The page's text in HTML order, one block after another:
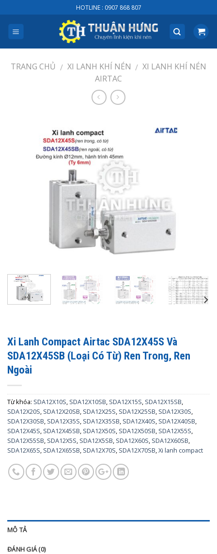
to
content
HOTLINE : 0907 868 807
TRANG CHỦ / XI LANH KHÍ NÉN / XI LANH KHÍ NÉN
AIRTAC
Xi Lanh Compact Airtac SDA12X45S Và
SDA12X45SB (Loại Có Từ) Ren Trong, Ren
Ngoài
Từ khóa: SDA12X10S, SDA12X10SB, SDA12X15S, SDA12X15SB,
SDA12X20S, SDA12X20SB, SDA12X25S, SDA12X25SB, SDA12X30S,
SDA12X30SB, SDA12X35S, SDA12X35SB, SDA12X40S, SDA12X40SB,
SDA12X45S, SDA12X45SB, SDA12X50S, SDA12X50SB, SDA12X55S,
SDA12X55SB, SDA12X5S, SDA12X5SB, SDA12X60S, SDA12X60SB,
SDA12X65S, SDA12X65SB, SDA12X70S, SDA12X70SB,Xi lanh compact
MÔ TẢ
ĐÁNH GIÁ (0)